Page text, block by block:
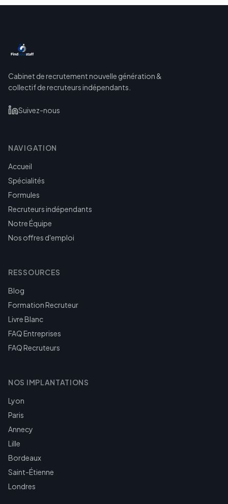
Cabinet de recrutement nouvelle génération &
collectif de recruteurs indépendants.
Suivez-nous
NAVIGATION
Accueil
Spécialités
Formules
Recruteurs indépendants
Notre Équipe
Nos offres d'emploi
RESSOURCES
Blog
Formation Recruteur
Livre Blanc
FAQ Entreprises
FAQ Recruteurs
NOS IMPLANTATIONS
Lyon
Paris
Annecy
Lille
Bordeaux
Saint-Étienne
Londres